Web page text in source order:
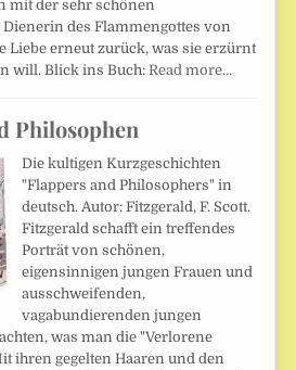
mit der sehr schönen
des Flammengottes von
Liebe erneut zurück, was sie erzürnt
will. Blick ins Buch: Read more…
Philosophen
Die kultigen Kurzgeschichten
"Flappers and Philosophers" in
deutsch. Autor: Fitzgerald, F. Scott.
Fitzgerald schafft ein treffendes
Porträt von schönen,
eigensinnigen jungen Frauen und
ausschweifenden,
vagabundierenden jungen
was man die "Verlorene
ihren gegelten Haaren und den